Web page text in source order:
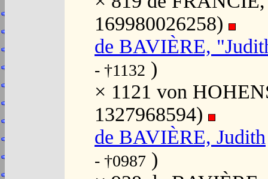
169980026258)
de BAVIÈRE,
- †1132 )
× 1121 von
1327968594)
de BAVIÈRE, Judith
- †0987 )